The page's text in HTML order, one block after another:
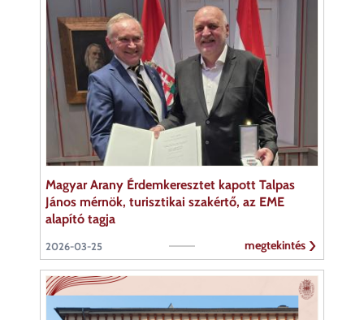
Magyar Arany Érdemkeresztet kapott Talpas
János mérnök, turisztikai szakértő, az EME
alapító tagja
2026-03-25 megtekintés